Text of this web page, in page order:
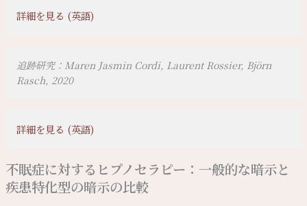
詳細を見る (英語)
追跡研究：Maren Jasmin Cordi, Laurent Rossier, Björn
Rasch, 2020
詳細を見る (英語)
不眠症に対するヒプノセラピー：一般的な暗示と
疾患特化型の暗示の比較